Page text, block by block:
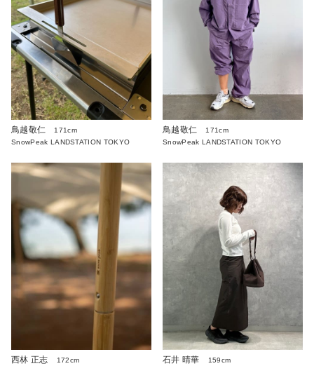
鳥越敬仁
171cm
SnowPeak LANDSTATION TOKYO
鳥越敬仁
171cm
SnowPeak LANDSTATION TOKYO
西林 正志
172cm
石井 晴華
159cm